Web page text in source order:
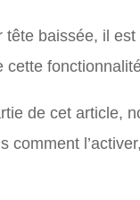
baissée, il
cette
de cet article,
comment